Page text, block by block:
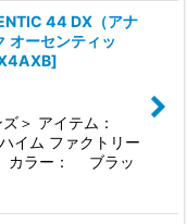
44 DX（アナ
オーセンティッ
]
＞ アイテム：
イム ファクトリー
カラー： ブラッ